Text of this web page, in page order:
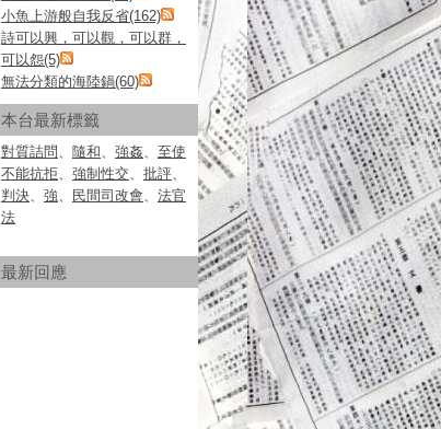
小魚上游般自我反省(162)
詩可以興，可以觀，可以群，
可以怨(5)
無法分類的海陸鍋(60)
本台最新標籤
對質詰問 、 隨和、 強姦、 至使
不能抗拒、 強制性交、 批評、
判決、 強、 民間司改會、 法官
法
最新回應